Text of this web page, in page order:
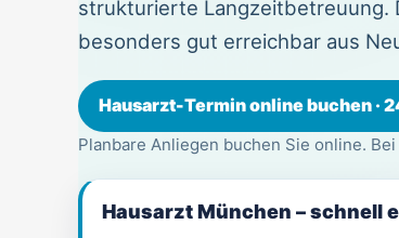
strukturierte Langzeitbetreuung.
besonders gut erreichbar aus
Hausarzt-Termin online buchen ·
Planbare Anliegen buchen Sie online.
Hausarzt München – schnell